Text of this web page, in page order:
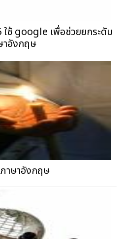
ใช้ google เพื่อช่วยยกระดับ
าอังกฤษ
าษาอังกฤษ